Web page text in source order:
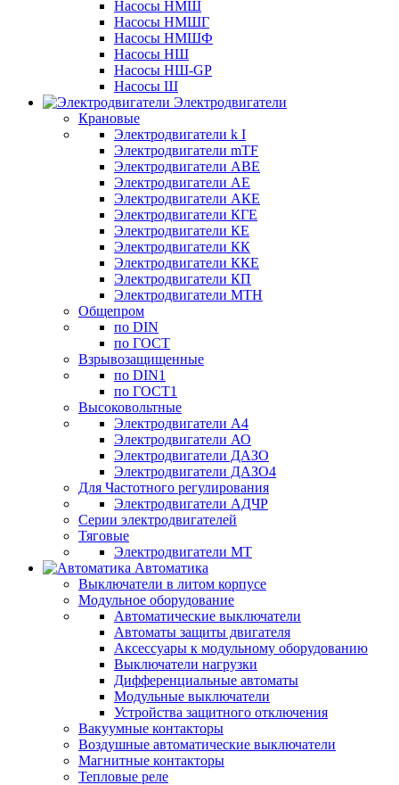
Насосы НМШ
Насосы НМШГ
Насосы НМШФ
Насосы НШ
Насосы НШ-GP
Насосы Ш
Электродвигатели
Крановые
Электродвигатели k I
Электродвигатели mTF
Электродвигатели АВЕ
Электродвигатели АЕ
Электродвигатели АКЕ
Электродвигатели КГЕ
Электродвигатели КЕ
Электродвигатели КК
Электродвигатели ККЕ
Электродвигатели КП
Электродвигатели МТН
Общепром
по DIN
по ГОСТ
Взрывозащищенные
по DIN1
по ГОСТ1
Высоковольтные
Электродвигатели А4
Электродвигатели АО
Электродвигатели ДАЗО
Электродвигатели ДАЗО4
Для Частотного регулирования
Электродвигатели АДЧР
Серии электродвигателей
Тяговые
Электродвигатели МТ
Автоматика
Выключатели в литом корпусе
Модульное оборудование
Автоматические выключатели
Автоматы защиты двигателя
Аксессуары к модульному оборудованию
Выключатели нагрузки
Дифференциальные автоматы
Модульные выключатели
Устройства защитного отключения
Вакуумные контакторы
Воздушные автоматические выключатели
Магнитные контакторы
Тепловые реле